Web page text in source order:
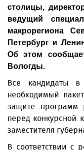
столицы,
ведущий
макрорегиона
Петербург и
Об этом
Вологды.
Все кандидаты в
необходимый
защите программ
перед конкурсной
заместителя
В соответствии с